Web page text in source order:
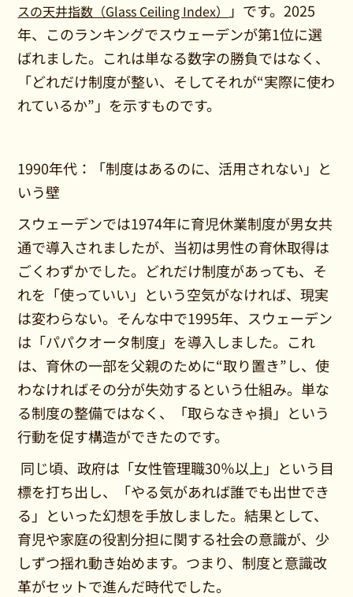
スの天井指数（Glass Ceiling Index）
」です。2025
年、このランキングでスウェーデンが第1位に選
ばれました。これは単なる数字の勝負ではなく、
「どれだけ制度が整い、そしてそれが“実際に使わ
れているか”」を示すものです。
1990年代：「制度はあるのに、活用されない」と
いう壁
スウェーデンでは1974年に育児休業制度が男女共
通で導入されましたが、当初は男性の育休取得は
ごくわずかでした。どれだけ制度があっても、そ
れを「使っていい」という空気がなければ、現実
は変わらない。そんな中で1995年、スウェーデン
は「パパクオータ制度」を導入しました。これ
は、育休の一部を父親のために“取り置き”し、使
わなければその分が失効するという仕組み。単な
る制度の整備ではなく、「取らなきゃ損」という
行動を促す構造ができたのです。
同じ頃、政府は「女性管理職30％以上」という目
標を打ち出し、「やる気があれば誰でも出世でき
る」といった幻想を手放しました。結果として、
育児や家庭の役割分担に関する社会の意識が、少
しずつ揺れ動き始めます。つまり、制度と意識改
革がセットで進んだ時代でした。